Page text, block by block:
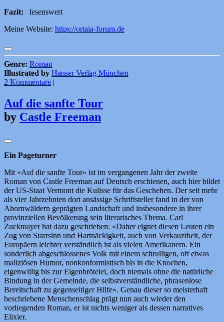
Fazit: lesenswert
Meine Website: https://ortaia-forum.de
Genre: Roman
Illustrated by Hanser Verlag München
2 Kommentare |
Auf die sanfte Tour
by Castle Freeman
Ein Pageturner
Mit «Auf die sanfte Tour» ist im vergangenen Jahr der zweite
Roman von Castle Freeman auf Deutsch erschienen, auch hier bildet
der US-Staat Vermont die Kulisse für das Geschehen. Der seit mehr
als vier Jahrzehnten dort ansässige Schriftsteller fand in der von
Ahornwäldern geprägten Landschaft und insbesondere in ihrer
provinziellen Bevölkerung sein literarisches Thema. Carl
Zuckmayer hat dazu geschrieben: «Daher eignet diesen Leuten ein
Zug von Starrsinn und Hartnäckigkeit, auch von Verkauztheit, der
Europäern leichter verständlich ist als vielen Amerikanern. Ein
sonderlich abgeschlossenes Volk mit einem schrulligen, oft etwas
maliziösen Humor, nonkonformistisch bis in die Knochen,
eigenwillig bis zur Eigenbrötelei, doch niemals ohne die natürliche
Bindung in der Gemeinde, die selbstverständliche, phrasenlose
Bereitschaft zu gegenseitiger Hilfe». Genau dieser so meisterhaft
beschriebene Menschenschlag prägt nun auch wieder den
vorliegenden Roman, er ist nichts weniger als dessen narratives
Elixier.